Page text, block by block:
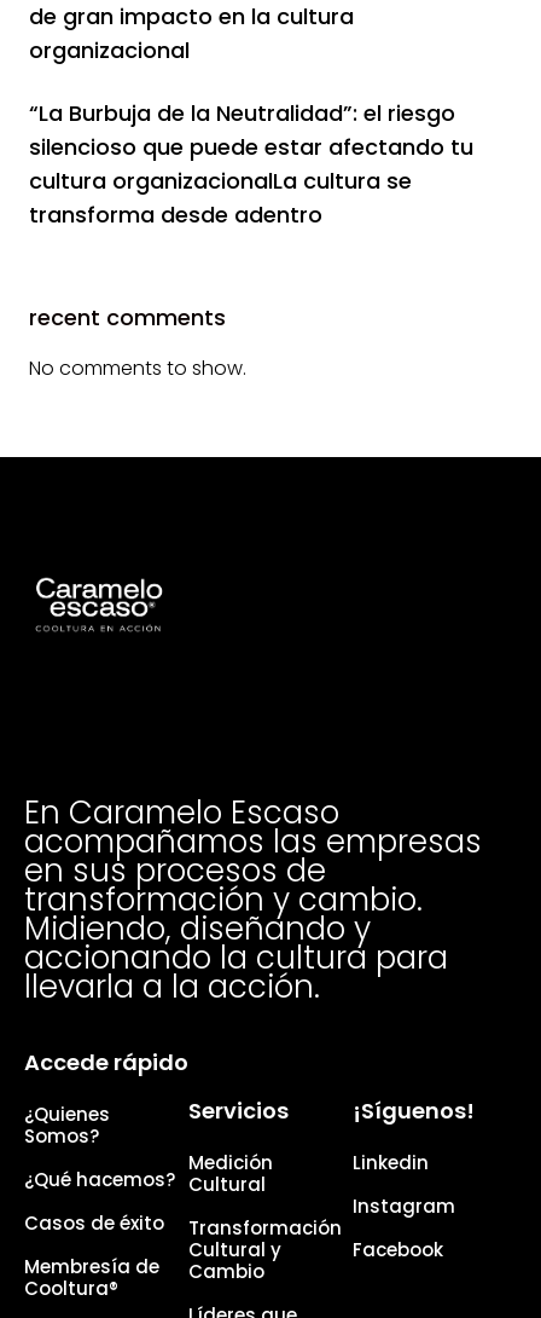
de gran impacto en la cultura
organizacional
“La Burbuja de la Neutralidad”: el riesgo
silencioso que puede estar afectando tu
cultura organizacionalLa cultura se
transforma desde adentro
recent comments
No comments to show.
En Caramelo Escaso
acompañamos las empresas
en sus procesos de
transformación y cambio.
Midiendo, diseñando y
accionando la cultura para
llevarla a la acción.
Accede rápido
¿Quienes
Somos?
¿Qué hacemos?
Casos de éxito
Membresía de
Cooltura®
Servicios
Medición
Cultural
Transformación
Cultural y
Cambio
¡Síguenos!
Linkedin
Instagram
Facebook